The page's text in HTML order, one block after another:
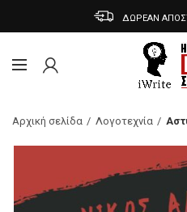
ΔΩΡΕΑΝ
Αρχική σελίδα Λογοτεχνία